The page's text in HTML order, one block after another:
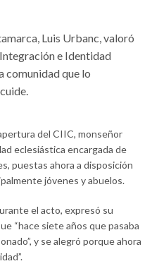
Luis Urbanc, valoró
e Identidad
comunidad que lo
del CIIC, monseñor
eclesiástica encargada de
puestas ahora a disposición
jóvenes y abuelos.
el acto, expresó su
“hace siete años que pasaba
y se alegró porque ahora